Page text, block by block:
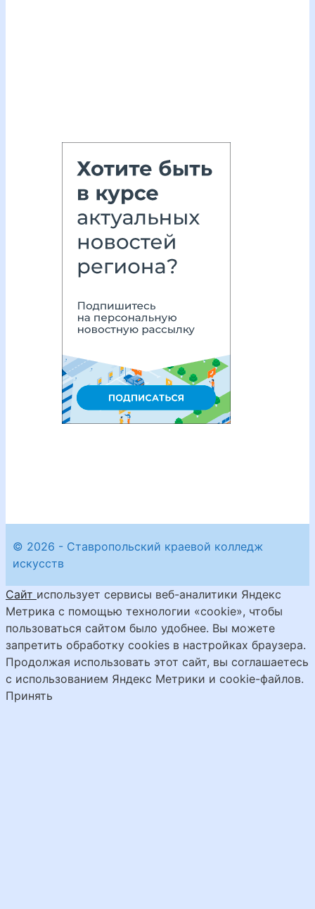
© 2026 - Ставропольский краевой колледж
искусств
Сайт использует сервисы веб-аналитики Яндекс
Метрика с помощью технологии «cookie», чтобы
пользоваться сайтом было удобнее. Вы можете
запретить обработку cookies в настройках браузера.
Продолжая использовать этот сайт, вы соглашаетесь
с использованием Яндекс Метрики и cookie-файлов.
Принять